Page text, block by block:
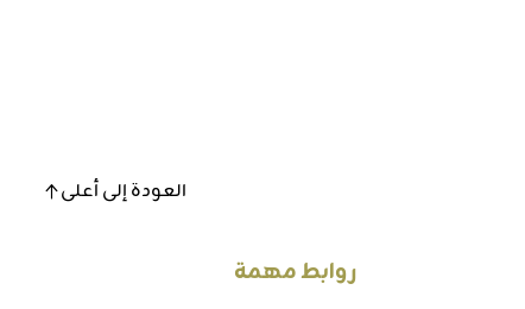
العودة إلى أعلى
روابط مهمة